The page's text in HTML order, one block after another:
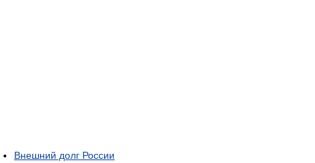
Внешний долг России